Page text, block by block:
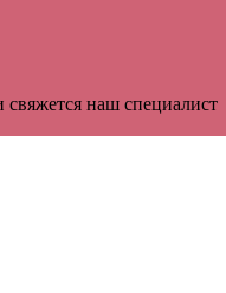
наш специалист